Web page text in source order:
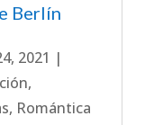
Berlín
2021 |
,
, Romántica